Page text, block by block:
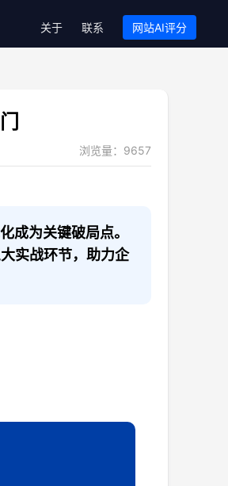
关于 联系 网站AI评分
浏览量： 9657
成为关键破局点。
实战环节，助力企